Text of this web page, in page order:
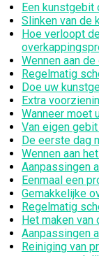
Een kunstgebit
Slinken van de
Hoe verloopt
Wennen aan
Regelmatig
Doe uw
Extra
Wanneer moet
Van eigen
De eerste dag
Wennen aan
Aanpassingen
Eenmaal een
Gemakkelijke
Regelmatig
Het maken
Aanpassingen
Reiniging van